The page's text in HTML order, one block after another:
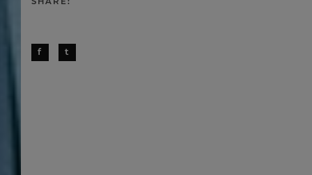
f t